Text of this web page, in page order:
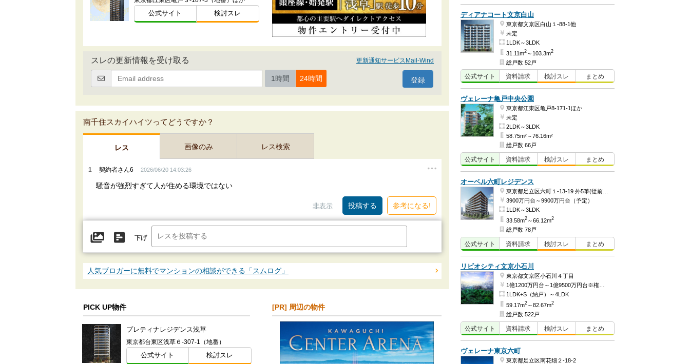
公式サイト 検討スレ
スレの更新情報を受け取る 更新通知サービスMail-Wind
1時間 24時間
南千住スカイハイツってどうですか？
レス 画像のみ レス検索
1 契約者さん6 2026/06/20 14:03:26
騒音が強烈すぎて人が住める環境ではない
非表示 参考になる!
下げ
人気ブロガーに無料でマンションの相談ができる「スムログ」
PICK UP物件
プレティナレジデンス浅草
東京都台東区浅草６-307-1（地番）
公式サイト 検討スレ
[PR] 周辺の物件
ディアナコート文京白山
東京都文京区白山１-88-1他
未定
1LDK～3LDK
31.11m2 ～103.3m2
総戸数 52戸
公式サイト 資料請求 検討スレ まとめ
ヴェレーナ亀戸中央公園
東京都江東区亀戸8-171-1ほか
未定
2LDK～3LDK
58.75m²～76.16m²
総戸数 66戸
公式サイト 資料請求 検討スレ まとめ
オーベル六町レジデンス
3900万円台～9900万円台（予定）
1LDK～3LDK
33.58m2 ～66.12m2
総戸数 78戸
公式サイト 資料請求 検討スレ まとめ
リビオシティ文京小石川
東京都文京区小石川４丁目
1LDK+S（納戸）～4LDK
59.17m2 ～82.67m2
総戸数 522戸
公式サイト 資料請求 検討スレ まとめ
ヴェレーナ東京六町
東京都足立区南花畑２-18-2